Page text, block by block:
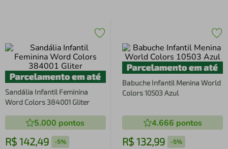
Sandália Infantil Feminina
Word Colors 384001 Gliter
5.000 pontos
R$ 142,49 -5%
Babuche Infantil Menina World
Colors 10503 Azul
4.666 pontos
R$ 132,99 -5%